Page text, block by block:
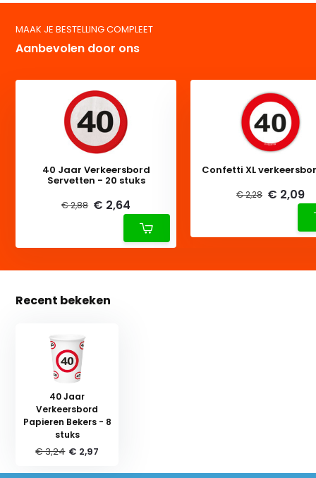
MAAK JE BESTELLING COMPLEET
Aanbevolen door ons
40 Jaar Verkeersbord
Servetten - 20 stuks
€ 2,88 € 2,64
Confetti XL
€ 2,28 € 2,09
Recent bekeken
40 Jaar
Verkeersbord
Papieren Bekers - 8
stuks
€ 3,24 € 2,97